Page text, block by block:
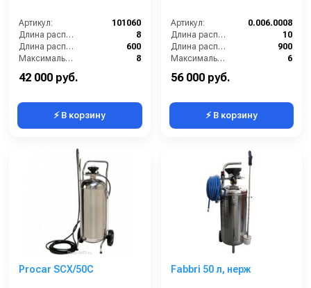
Артикул:
101060
Длина распылительного шланга (м):
8
Длина распылителя (мм):
600
Максимальное давление на выходе (бар):
8
42 000 руб.
⚡ В корзину
Артикул:
0.006.0008
Длина распылительного шланга (м):
10
Длина распылителя (мм):
900
Максимальное давление на выходе (бар):
6
56 000 руб.
⚡ В корзину
Procar SCX/50C Fabbri 50 л, нерж